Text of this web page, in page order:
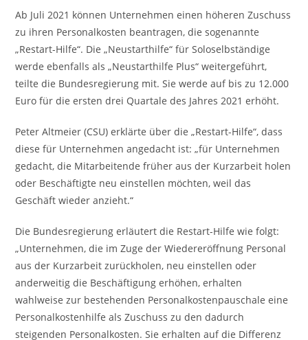
Ab Juli 2021 können Unternehmen einen höheren Zuschuss
zu ihren Personalkosten beantragen, die sogenannte
„Restart-Hilfe“. Die „Neustarthilfe“ für Soloselbständige
werde ebenfalls als „Neustarthilfe Plus“ weitergeführt,
teilte die Bundesregierung mit. Sie werde auf bis zu 12.000
Euro für die ersten drei Quartale des Jahres 2021 erhöht.
Peter Altmeier (CSU) erklärte über die „Restart-Hilfe“, dass
diese für Unternehmen angedacht ist: „für Unternehmen
gedacht, die Mitarbeitende früher aus der Kurzarbeit holen
oder Beschäftigte neu einstellen möchten, weil das
Geschäft wieder anzieht.“
Die Bundesregierung erläutert die Restart-Hilfe wie folgt:
„Unternehmen, die im Zuge der Wiedereröffnung Personal
aus der Kurzarbeit zurückholen, neu einstellen oder
anderweitig die Beschäftigung erhöhen, erhalten
wahlweise zur bestehenden Personalkostenpauschale eine
Personalkostenhilfe als Zuschuss zu den dadurch
steigenden Personalkosten. Sie erhalten auf die Differenz